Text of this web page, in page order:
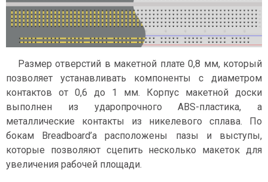
Размер отверстий в макетной плате 0,8 мм, который
позволяет устанавливать компоненты с диаметром
контактов от 0,6 до 1 мм. Корпус макетной доски
выполнен из ударопрочного ABS-пластика, а
металлические контакты из никелевого сплава. По
бокам Breadboard’а расположены пазы и выступы,
которые позволяют сцепить несколько макеток для
увеличения рабочей площади.